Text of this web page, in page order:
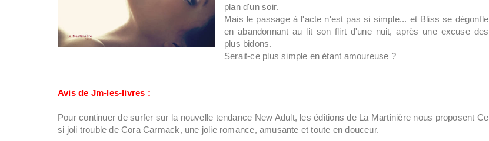
plan d'un soir.
Mais le passage à l'acte n'est pas si simple... et Bliss se dégonfle
en abandonnant au lit son flirt d'une nuit, après une excuse des
plus bidons.
Serait-ce plus simple en étant amoureuse ?
Avis de Jm-les-livres :
Pour continuer de surfer sur la nouvelle tendance New Adult, les éditions de La Martinière nous proposent Ce
si joli trouble de Cora Carmack, une jolie romance, amusante et toute en douceur.